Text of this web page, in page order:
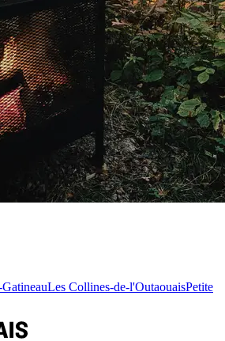
Les Collines-de-l'OutaouaisPetite